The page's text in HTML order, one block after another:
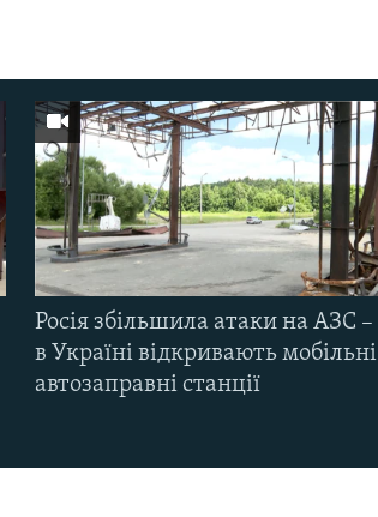
Росія збільшила атаки на АЗС –
в Україні відкривають мобільні
автозаправні станції